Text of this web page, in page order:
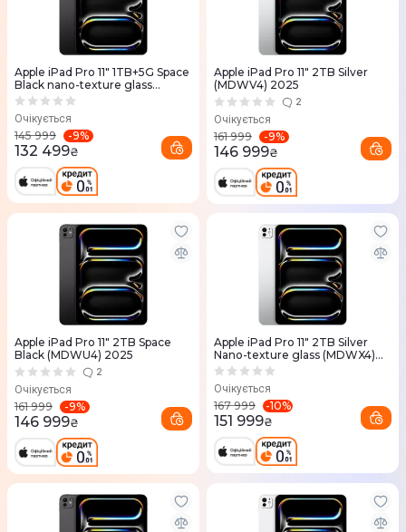
Apple iPad Pro 11" 1TB+5G Space
Black nano-texture glass
(ME2W4) 2025
Очікується
145 999 -9%
132 499₴
Apple iPad Pro 11" 2TB Silver
(MDWV4) 2025
2
Очікується
161 999 -9%
146 999₴
Apple iPad Pro 11" 2TB Space
Black (MDWU4) 2025
2
Очікується
161 999 -9%
146 999₴
Apple iPad Pro 11" 2TB Silver
Nano-texture glass (MDWX4)
2025
Очікується
167 999 -10%
151 999₴